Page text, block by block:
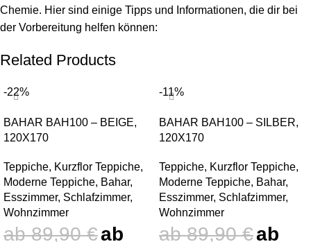
Chemie. Hier sind einige Tipps und Informationen, die dir bei
der Vorbereitung helfen können:
Related Products
-22%
BAHAR BAH100 – BEIGE,
120X170
Teppiche, Kurzflor Teppiche,
Moderne Teppiche, Bahar,
Esszimmer, Schlafzimmer,
Wohnzimmer
89,90€
-11%
BAHAR BAH100 – SILBER,
120X170
Teppiche, Kurzflor Teppiche,
Moderne Teppiche, Bahar,
Esszimmer, Schlafzimmer,
Wohnzimmer
89,90€